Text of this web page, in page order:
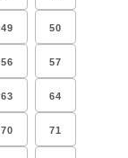
49 50
56 57
63 64
70 71